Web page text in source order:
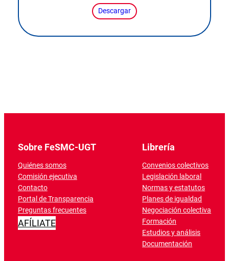
Descargar
Sobre FeSMC-UGT
Quiénes somos
Comisión ejecutiva
Contacto
Portal de Transparencia
Preguntas frecuentes
AFÍLIATE
Librería
Convenios colectivos
Legislación laboral
Normas y estatutos
Planes de igualdad
Negociación colectiva
Formación
Estudios y análisis
Documentación